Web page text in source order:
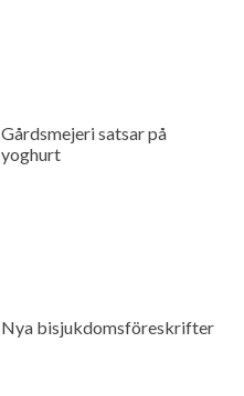
Gårdsmejeri satsar på
yoghurt
Nya bisjukdomsföreskrifter